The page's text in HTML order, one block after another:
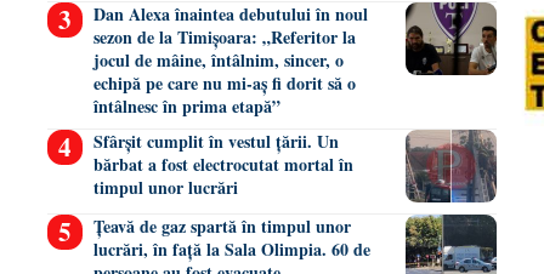
Dan Alexa înaintea debutului în noul
sezon de la Timișoara: „Referitor la
jocul de mâine, întâlnim, sincer, o
echipă pe care nu mi-aș fi dorit să o
întâlnesc în prima etapă”
Sfârșit cumplit în vestul țării. Un
bărbat a fost electrocutat mortal în
timpul unor lucrări
Țeavă de gaz spartă în timpul unor
lucrări, în față la Sala Olimpia. 60 de